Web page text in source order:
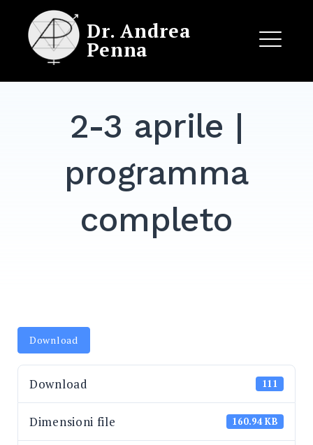
content
Dr. Andrea
Penna
for:
2-3 aprile |
programma
completo
Download
Download 111
Dimensioni file 160.94 KB